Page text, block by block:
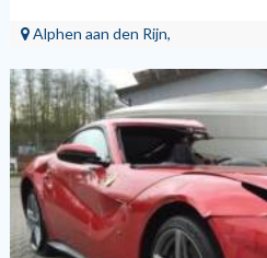
Alphen aan den Rijn,